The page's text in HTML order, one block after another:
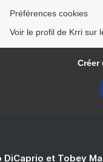
Préférences cookies
Voir le profil de Krri sur
Créer
DiCaprio et Tobey